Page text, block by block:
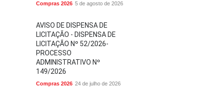
Compras 2026 5 de agosto de 2026
AVISO DE DISPENSA DE
LICITAÇÃO - DISPENSA DE
LICITAÇÃO Nº 52/2026-
PROCESSO
ADMINISTRATIVO Nº
149/2026
Compras 2026 24 de julho de 2026